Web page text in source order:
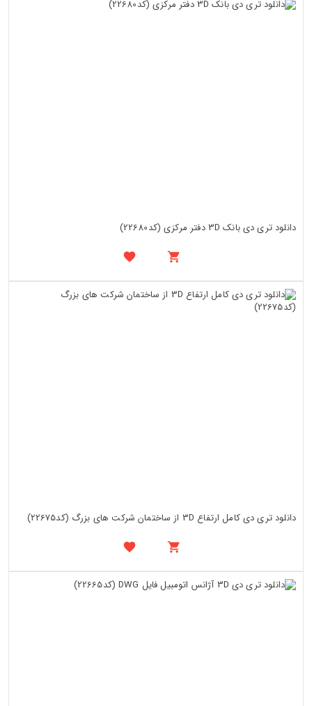
دانلود تری دی بانک 3D دفتر مرکزی (کد22680)
دانلود تری دی کامل ارتفاع 3D از ساختمان شرکت های بزرگ (کد22675)